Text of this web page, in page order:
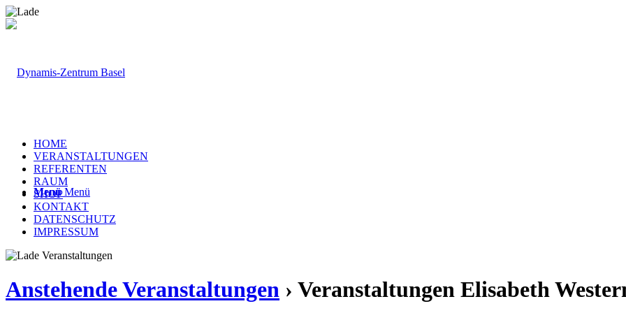
Menü Menü
HOME
VERANSTALTUNGEN
REFERENTEN
RAUM
SHOP
KONTAKT
DATENSCHUTZ
IMPRESSUM
Anstehende Veranstaltungen › Veranstaltungen Elisabeth